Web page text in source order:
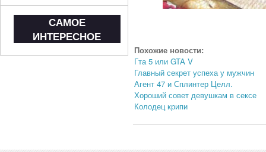
Похожие новости:
Гта 5 или GTA V
Главный секрет успеха у мужчин
Агент 47 и Сплинтер Целл.
Хороший совет девушкам в сексе
Колодец крипи
САМОЕ
ИНТЕРЕСНОЕ